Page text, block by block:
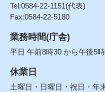
Tel:0584-22-1151(代表)
Fax:0584-22-5180
業務時間(庁舎)
平日 午前8時30 から午後5
休業日
土曜日・日曜日・祝日・年